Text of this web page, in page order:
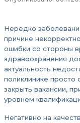
Нередко
причине
ошибки со стороны
здравоохранения
актуальность
поликлинике просто
закрыть вакансии,
уровнем
Негативно на